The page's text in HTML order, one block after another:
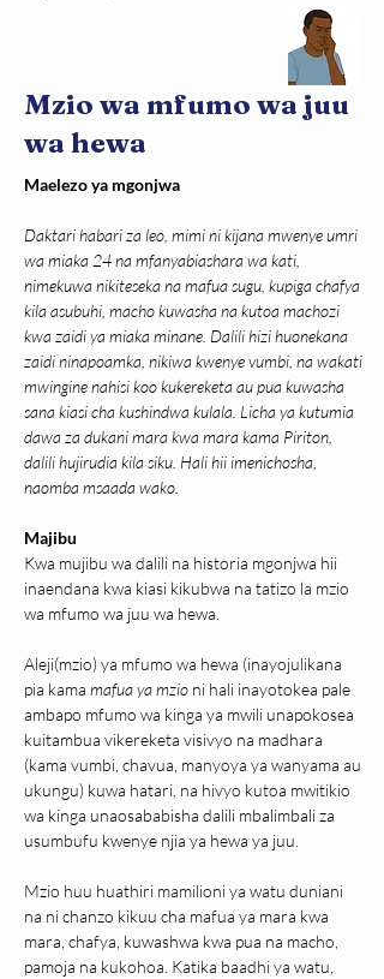
Mzio wa mfumo wa juu
wa hewa
Maelezo ya mgonjwa
Daktari habari za leo, mimi ni kijana mwenye umri
wa miaka 24 na mfanyabiashara wa kati,
nimekuwa nikiteseka na mafua sugu, kupiga chafya
kila asubuhi, macho kuwasha na kutoa machozi
kwa zaidi ya miaka minane. Dalili hizi huonekana
zaidi ninapoamka, nikiwa kwenye vumbi, na wakati
mwingine nahisi koo kukereketa au pua kuwasha
sana kiasi cha kushindwa kulala. Licha ya kutumia
dawa za dukani mara kwa mara kama Piriton,
dalili hujirudia kila siku. Hali hii imenichosha,
naomba msaada wako.
Majibu
Kwa mujibu wa dalili na historia mgonjwa hii
inaendana kwa kiasi kikubwa na tatizo la mzio
wa mfumo wa juu wa hewa.
Aleji(mzio) ya mfumo wa hewa (inayojulikana
pia kama mafua ya mzio ni hali inayotokea pale
ambapo mfumo wa kinga ya mwili unapokosea
kuitambua vikereketa visivyo na madhara
(kama vumbi, chavua, manyoya ya wanyama au
ukungu) kuwa hatari, na hivyo kutoa mwitikio
wa kinga unaosababisha dalili mbalimbali za
usumbufu kwenye njia ya hewa ya juu.
Mzio huu huathiri mamilioni ya watu duniani
na ni chanzo kikuu cha mafua ya mara kwa
mara, chafya, kuwashwa kwa pua na macho,
pamoja na kukohoa. Katika baadhi ya watu,